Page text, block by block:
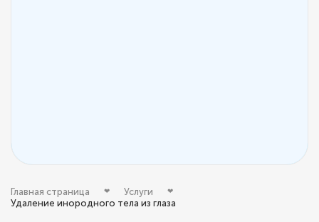
Главная страница
Услуги
Удаление инородного тела из глаза